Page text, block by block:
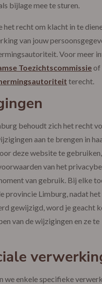
bijlage mee te sturen.
het recht om klacht in te
van jouw
Voor meer
Toezichtscommissieof
terecht.
behoudt zich het recht
aan te brengen in
deze website te gebruiken,
van het
van gebruik. Bij elke
provincie Limburg, nadat het
gewijzigd, word je geacht
van de wijzigingen en ze te
we enkele specifieke